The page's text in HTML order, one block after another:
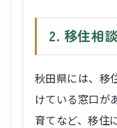
2. 移住相
秋田県には、移
けている窓口が
育てなど、移住